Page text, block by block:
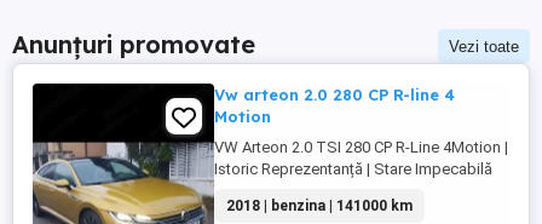
Anunțuri promovate Vezi toate
Vw arteon 2.0 280 CP R-line 4
Motion
VW Arteon 2.0 TSI 280 CP R-Line 4Motion |
Istoric Reprezentanță | Stare Impecabilă
bunului simț, doar la fața locului) Rulaj:
2018 | benzina | 141000 km